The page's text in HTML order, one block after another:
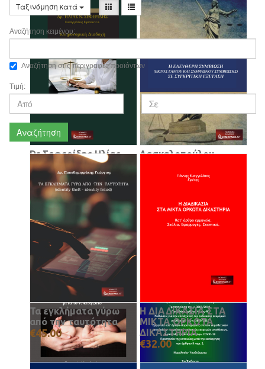
Dr Σεφερίδης Ηλίας,
Εισαγγελέας
Εφετών ε.τ
Κληρονομική
διαδοχή εκ διαθήκης
και εξ αδιαθέτου
€36.00
Δασκαλοπούλου
Ειρηνοδίκης Η
συμφώνου
συμβίωσης) Σε
συγκριτική εξέταση
Ταξινόμηση κατά
Αναζήτηση κειμένου:
Αναζήτηση στις περιγραφές προϊόντων
Τιμή:
Αναζήτηση
Τα εγκλήματα γύρω
από την ταυτότητα
€45.00
Η ΔΙΑΔΙΚΑΣΙΑ ΣΤΑ
ΜΙΚΤΑ ΟΡΚΩΤΑ
ΔΙΚΑΣΤΗΡΙΑ
€32.00